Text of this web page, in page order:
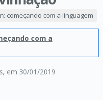
, em 30/01/2019
começando com a linguagem
com a